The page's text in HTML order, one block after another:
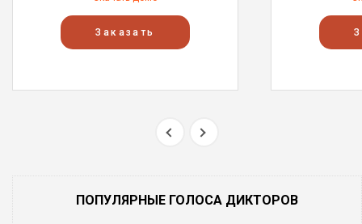
Заказать
ПОПУЛЯРНЫЕ ГОЛОСА ДИКТОРОВ